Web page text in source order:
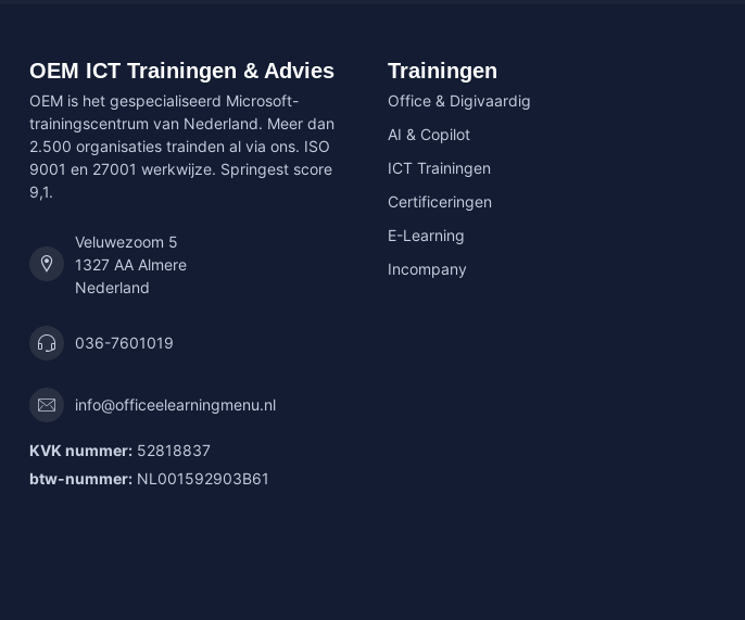
OEM ICT Trainingen & Advies
OEM is het gespecialiseerd Microsoft-
trainingscentrum van Nederland. Meer dan
2.500 organisaties trainden al via ons. ISO
9001 en 27001 werkwijze. Springest score
9,1.
Veluwezoom 5
1327 AA Almere
Nederland
036-7601019
info@officeelearningmenu.nl
KVK nummer: 52818837
btw-nummer: NL001592903B61
Trainingen
Office & Digivaardig
AI & Copilot
ICT Trainingen
Certificeringen
E-Learning
Incompany